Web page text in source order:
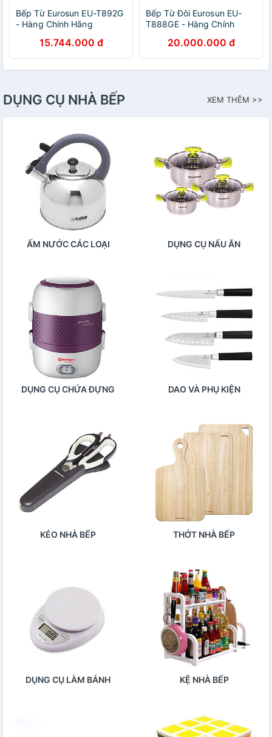
Bếp Từ Eurosun EU-T892G
- Hàng Chính Hãng
15.744.000 đ
Bếp Từ Đôi Eurosun EU-
T888GE - Hàng Chính
20.000.000 đ
DỤNG CỤ NHÀ BẾP XEM THÊM >>
ẤM NƯỚC CÁC LOẠI DỤNG CỤ NẤU ĂN
DỤNG CỤ CHỨA ĐỰNG
DAO VÀ PHỤ KIỆN
KÉO NHÀ BẾP THỚT NHÀ BẾP
DỤNG CỤ LÀM BÁNH KỆ NHÀ BẾP